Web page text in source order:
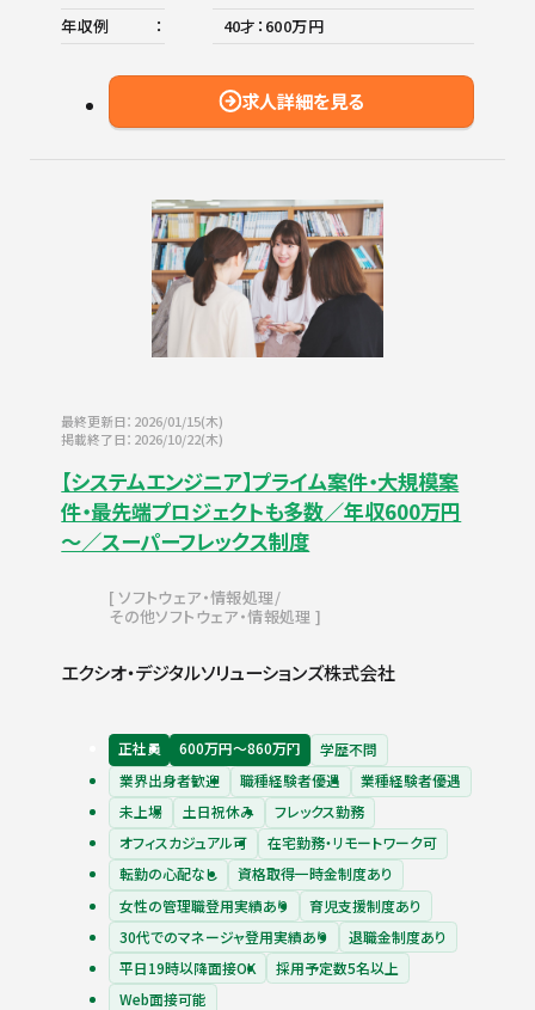
年収例
40才：600万円
求人詳細を見る
最終更新日：2026/01/15(木)
掲載終了日：2026/10/22(木)
【システムエンジニア】プライム案件・大規模案
件・最先端プロジェクトも多数／年収600万円
～／スーパーフレックス制度
ソフトウェア・情報処理
その他ソフトウェア・情報処理
エクシオ・デジタルソリューションズ株式会社
正社員 600万円〜860万円
学歴不問
業界出身者歓迎
職種経験者優遇
業種経験者優遇
未上場
土日祝休み
フレックス勤務
オフィスカジュアル可
在宅勤務・リモートワーク可
転勤の心配なし
資格取得一時金制度あり
女性の管理職登用実績あり
育児支援制度あり
30代でのマネージャ登用実績あり
退職金制度あり
平日19時以降面接OK
採用予定数5名以上
Web面接可能